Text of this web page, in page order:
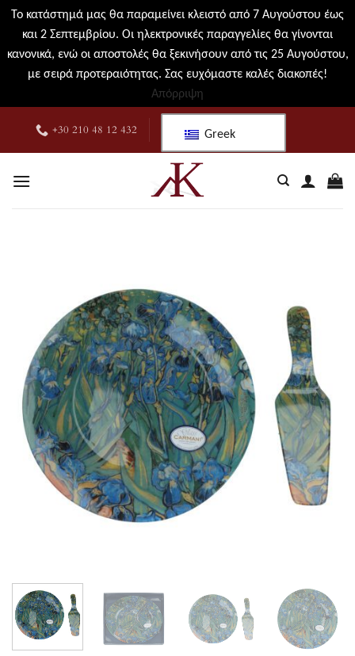
Το κατάστημά μας θα παραμείνει κλειστό από 7 Αυγούστου έως
και 2 Σεπτεμβρίου. Οι ηλεκτρονικές παραγγελίες θα γίνονται
κανονικά, ενώ οι αποστολές θα ξεκινήσουν από τις 25 Αυγούστου,
με σειρά προτεραιότητας. Σας ευχόμαστε καλές διακοπές!
Απόρριψη
περιεχόμενο
+30 210 48 12 432 Greek